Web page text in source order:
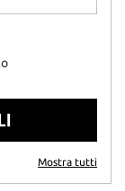
Mostra tutti